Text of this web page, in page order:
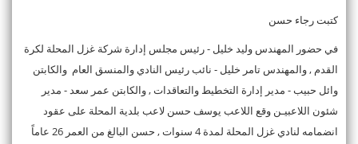
كتبت رجاء حسن
في حضور المهندس وليد خليل - رئيس مجلس إدارة شركة غزل المحلة لكرة
القدم , والمهندس تامر خليل - نائب رئيس النادي والمنسق العام والكابتن
وائل حبيب - مدير إدارة التخطيط والتعاقدات , والكابتن عمر سعد - مدير
شئون اللاعبيـن وقع اللاعب يوسف حسن لاعب بلدية المحلة على عقود
انضمامه لنادي غزل المحلة لمدة 4 سنوات , حسن البالغ من العمر 26 عاماً